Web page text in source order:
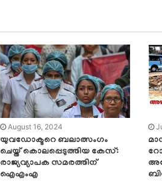
August 16, 2024
യുവഡോക്ടറെ ബലാത്സംഗം
ചെയ്ത് കൊലപ്പെടുത്തിയ കേസ്:
രാജ്യവ്യാപക സമരത്തിന്
ഐഎംഎ